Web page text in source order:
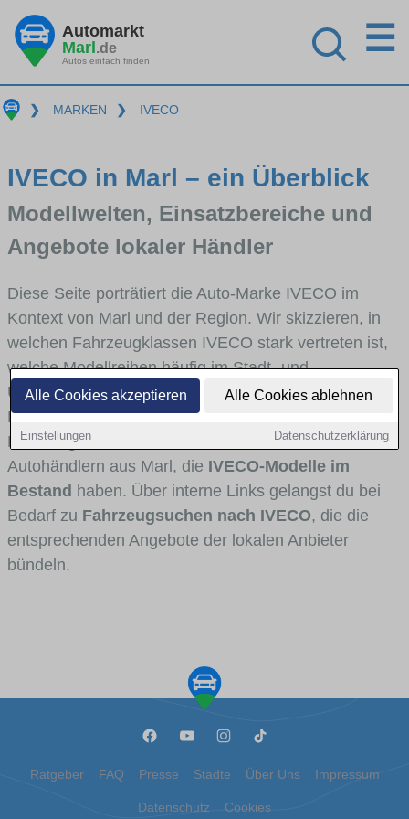
Alle Cookies akzeptieren Alle Cookies ablehnen
Einstellungen Datenschutzerklärung
Automarkt
Marl.de
Autos einfach finden
☰
❯ MARKEN ❯ IVECO
IVECO in Marl – ein Überblick
Modellwelten, Einsatzbereiche und
Angebote lokaler Händler
Diese Seite porträtiert die Auto-Marke IVECO im
Kontext von Marl und der Region. Wir skizzieren, in
welchen Fahrzeugklassen IVECO stark vertreten ist,
welche Modellreihen häufig im Stadt- und
Umlandverkehr zu sehen sind und für welche
Fahrertypen die Marke interessant ist. Viele
Fahrzeuge stammen von Autohäusern und
Autohändlern aus Marl, die IVECO-Modelle im
Bestand haben. Über interne Links gelangst du bei
Bedarf zu Fahrzeugsuchen nach IVECO, die die
entsprechenden Angebote der lokalen Anbieter
bündeln.
Ratgeber FAQ Presse Städte Über Uns Impressum
Datenschutz Cookies